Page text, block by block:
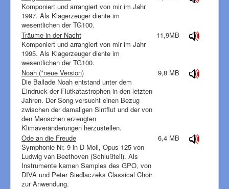
Komponiert und arrangiert von mir im Jahr
1997. Als Klagerzeuger diente im
wesentlichen der TG100.
Träume in der Nacht
Komponiert und arrangiert von mir im Jahr
1995. Als Klagerzeuger diente im
wesentlichen der TG100.
11,9MB
Noah (*neue Version)
Die Ballade Noah entstand unter dem
Eindruck der Flutkatastrophen in den letzten
Jahren. Der Song versucht einen Bezug
zwischen der damaligen Sintflut und der von
den Menschen erzeugten
Klimaveränderungen herzustellen.
9,8 MB
Ode an die Freude
Symphonie Nr. 9 in D-Moll, Opus 125 von
Ludwig van Beethoven (Schlußteil). Als
Instrumente kamen Samples des GPO, von
DIVA und Peter Siedlaczeks Classical Choir
zur Anwendung.
6,4 MB